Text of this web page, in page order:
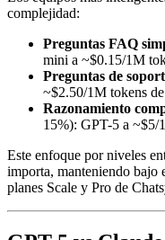
complejidad:
Preguntas FAQ
mini a ~$0.15/1M
Preguntas de
~$2.50/1M tokens de
Razonamiento
15%): GPT-5 a ~$5/
Este enfoque por niveles
importa, manteniendo bajo
planes Scale y Pro de